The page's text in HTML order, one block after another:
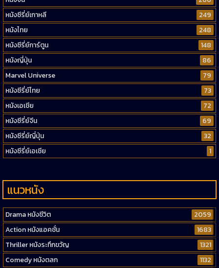
หนังซีรี่ย์เกาหลี
249
หนังไทย
248
หนังซีรี่ย์การ์ตูน
148
หนังญี่ปุ่น
86
Marvel Universe
79
หนังซีรี่ย์ไทย
73
หนังเอเชีย
72
หนังซีรี่ย์จีน
69
หนังซีรี่ย์ญี่ปุ่น
32
หนังซีรี่ย์เอเชีย
1
แนวหนัง
Drama หนังชีวิต
2059
Action หนังแอคชั่น
1683
Thriller หนังระทึกขวัญ
1321
Comedy หนังตลก
1132